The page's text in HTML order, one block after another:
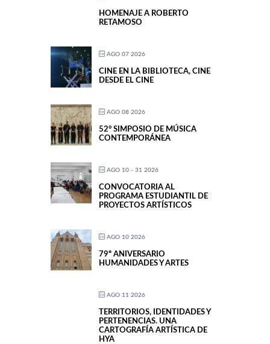
HOMENAJE A ROBERTO
RETAMOSO
AGO 07 2026
CINE EN LA BIBLIOTECA, CINE
DESDE EL CINE
AGO 08 2026
52° SIMPOSIO DE MÚSICA
CONTEMPORÁNEA
AGO 10 - 31 2026
CONVOCATORIA AL
PROGRAMA ESTUDIANTIL DE
PROYECTOS ARTÍSTICOS
AGO 10 2026
79º ANIVERSARIO
HUMANIDADES Y ARTES
AGO 11 2026
TERRITORIOS, IDENTIDADES Y
PERTENENCIAS. UNA
CARTOGRAFÍA ARTÍSTICA DE
HYA